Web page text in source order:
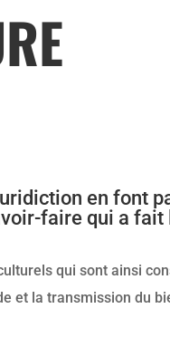
en font
faire qui a fait
qui sont ainsi
et la transmission du